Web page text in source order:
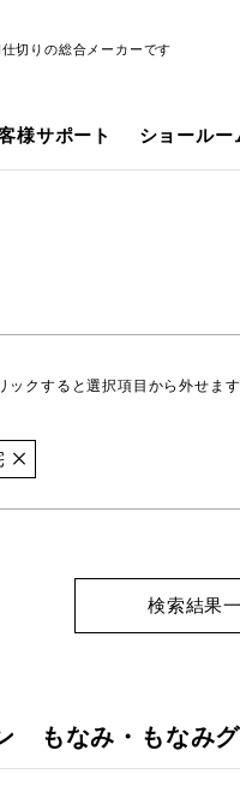
切りの総合メーカーです
様サポート ショールー
ックすると選択項目から外せます
検索結果
もなみ・もなみ